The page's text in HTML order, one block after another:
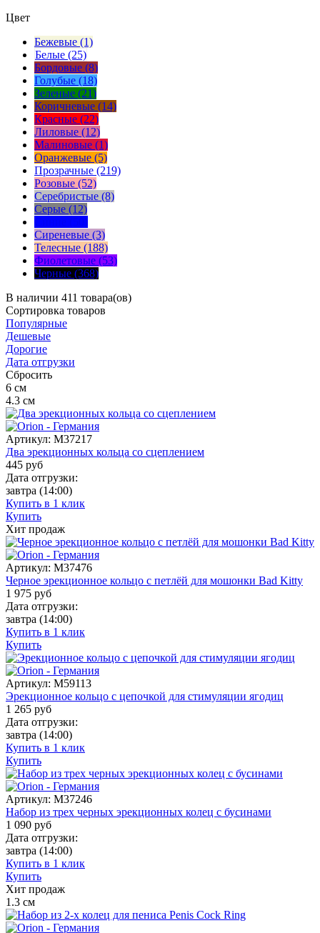
Цвет
Бежевые (1)
Белые (25)
Бордовые (8)
Голубые (18)
Зеленые (21)
Коричневые (14)
Красные (22)
Лиловые (12)
Малиновые (1)
Оранжевые (5)
Прозрачные (219)
Розовые (52)
Серебристые (8)
Серые (12)
Сиреневые (3)
Телесные (188)
Фиолетовые (53)
Черные (368)
В наличии 411 товара(ов)
Сортировка товаров
Популярные
Дешевые
Дорогие
Дата отгрузки
Сбросить
6 см
4.3 см
Артикул: M37217
Два эрекционных кольца со сцеплением
445 руб
Дата отгрузки:
завтра (14:00)
Купить в 1 клик
Купить
Хит продаж
Артикул: M37476
Черное эрекционное кольцо с петлёй для мошонки Bad Kitty
1 975 руб
Дата отгрузки:
завтра (14:00)
Купить в 1 клик
Купить
Артикул: M59113
Эрекционное кольцо с цепочкой для стимуляции ягодиц
1 265 руб
Дата отгрузки:
завтра (14:00)
Купить в 1 клик
Купить
Артикул: M37246
Набор из трех черных эрекционных колец с бусинами
1 090 руб
Дата отгрузки:
завтра (14:00)
Купить в 1 клик
Купить
Хит продаж
1.3 см